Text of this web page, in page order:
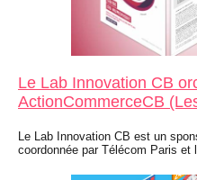
Le Lab Innovation CB
ActionCommerceCB
Le Lab Innovation CB est un
coordonnée par Télécom Paris et